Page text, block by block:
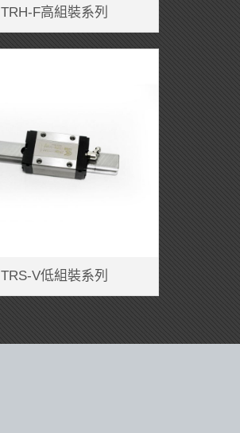
TRH-F高組裝系列
TRS-V低組裝系列